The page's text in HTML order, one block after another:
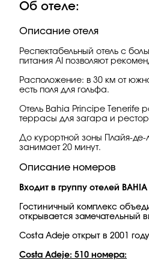
Об отеле:
Описание отеля
Респектабельный отель с
питания AI позволяют
Расположение: в 30 км от
есть поля для гольфа.
Отель Bahia Principe Tenerife
террасы для загара и
До курортной зоны Плайя-
занимает 20 минут.
Описание номеров
Входит в группу отелей BAHIA
Гостиничный комплекс
открывается замечательный
Costa Adeje открыт в 2001
Costa Adeje: 510 номера: